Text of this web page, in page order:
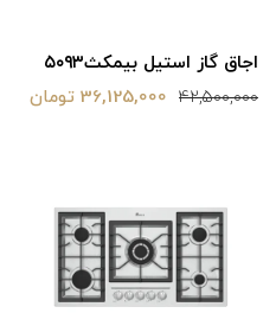
اجاق گاز استیل بیمکث۵۰۹۳
42,500,000 36,125,000 تومان